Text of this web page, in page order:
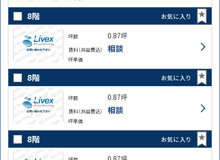
8階 お気に入り
坪数 0.87坪
賃料（共益費込） 相談
坪単価
8階 お気に入り
坪数 0.87坪
賃料（共益費込） 相談
坪単価
8階 お気に入り